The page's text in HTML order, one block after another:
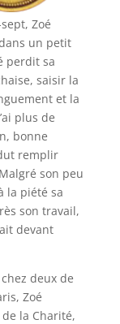
Zoé
un petit
perdit sa
saisir la
et la
plus de
bonne
remplir
son peu
la piété sa
son travail,
devant
deux de
Zoé
la Charité,